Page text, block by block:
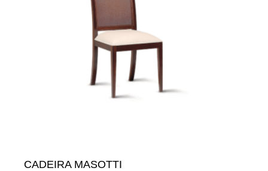
CADEIRA MASOTTI